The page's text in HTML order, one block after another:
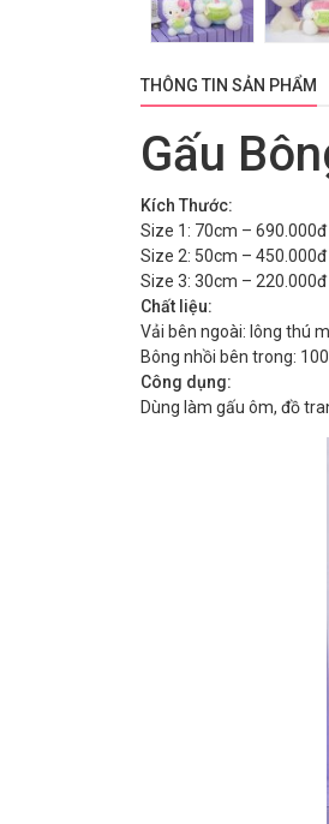
THÔNG TIN SẢN PHẨM
Gấu
Kích Thước:
Size 1: 70cm – 690.000đ
Size 2: 50cm – 450.000đ
Size 3: 30cm – 220.000đ
Chất liệu:
Vải bên ngoài: lông thú
Bông nhồi bên trong:
Công dụng:
Dùng làm gấu ôm, đồ